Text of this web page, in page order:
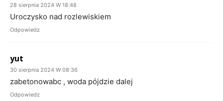
28 sierpnia 2024 W 18:48
Uroczysko nad rozlewiskiem
Odpowiedz
yut
30 sierpnia 2024 W 08:36
zabetonowabc , woda pójdzie dalej
Odpowiedz